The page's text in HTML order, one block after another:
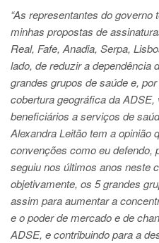
“As representantes do
minhas propostas de
Real, Fafe, Anadia, Serpa,
lado, de reduzir a dependência
grandes grupos de saúde e,
cobertura geográfica da
beneficiários a serviços de
Alexandra Leitão tem a opinião
convenções como eu defendo,
seguiu nos últimos anos neste
objetivamente, os 5 grandes
assim para aumentar a
e o poder de mercado e de
ADSE, e contribuindo para a